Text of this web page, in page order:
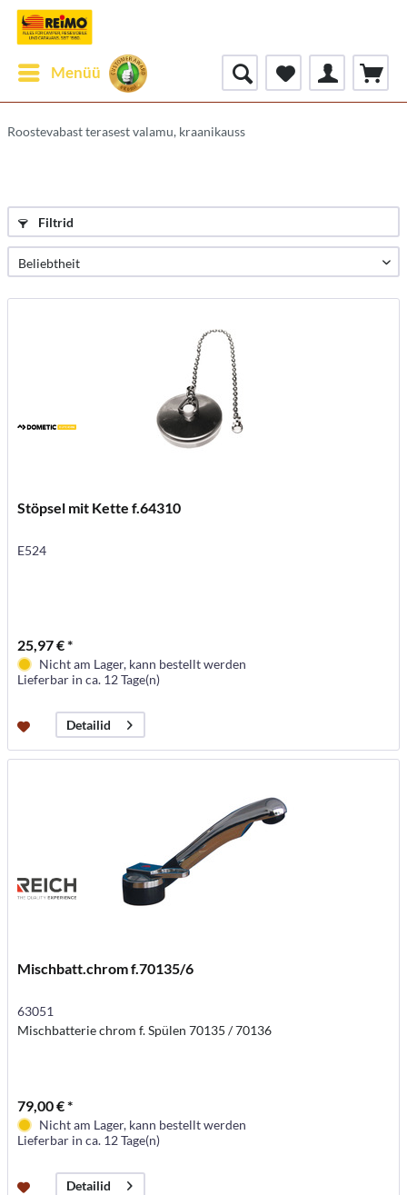
Menüü
Roostevabast terasest valamu, kraanikauss
Filtrid
Stöpsel mit Kette f.64310
E524
25,97 € *
Nicht am Lager, kann bestellt werden
Lieferbar in ca. 12 Tage(n)
Detailid
Mischbatt.chrom f.70135/6
63051
Mischbatterie chrom f. Spülen 70135 / 70136
79,00 € *
Nicht am Lager, kann bestellt werden
Lieferbar in ca. 12 Tage(n)
Detailid